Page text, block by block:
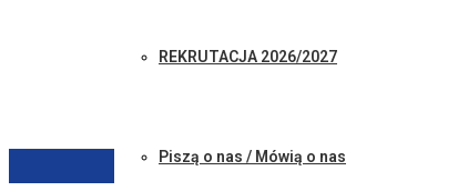
REKRUTACJA 2026/2027
Piszą o nas / Mówią o nas